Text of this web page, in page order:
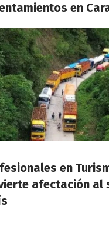
en
en
afectación al